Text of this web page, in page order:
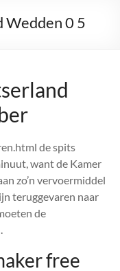
0 5
de spits
want de Kamer
zo’n vervoermiddel
teruggevaren naar
de
free